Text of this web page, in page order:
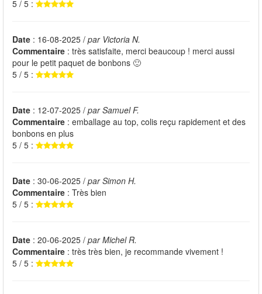
5 / 5 :
Date : 16-08-2025 / par Victoria N.
Commentaire : très satisfaite, merci beaucoup ! merci aussi
pour le petit paquet de bonbons 🙂
5 / 5 :
Date : 12-07-2025 / par Samuel F.
Commentaire : emballage au top, colis reçu rapidement et des
bonbons en plus
5 / 5 :
Date : 30-06-2025 / par Simon H.
Commentaire : Très bien
5 / 5 :
Date : 20-06-2025 / par Michel R.
Commentaire : très très bien, je recommande vivement !
5 / 5 :